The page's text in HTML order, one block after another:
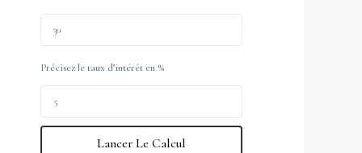
Précisez le taux d’intérêt en %
Lancer Le Calcul